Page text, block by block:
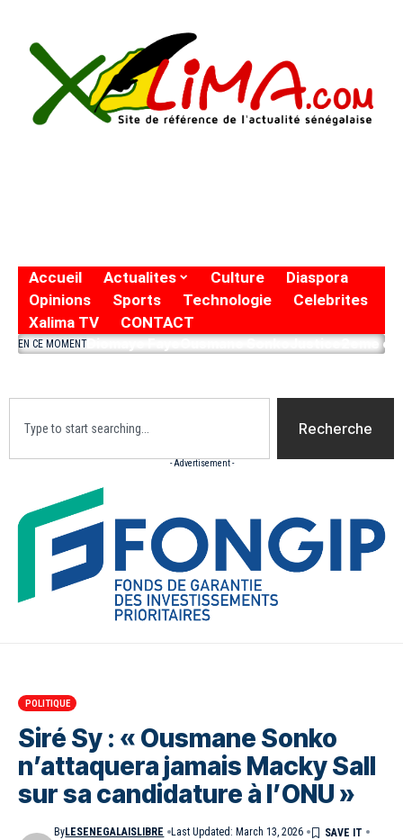
Accueil Actualites Culture
Diaspora
Opinions
Sports Technologie
Celebrites
Xalima TV
CONTACT
EN CE MOMENTDiomaye FayeOusmane SonkoJustice2eme
Recherche
- Advertisement -
POLITIQUE
Siré Sy : « Ousmane Sonko
n’attaquera jamais Macky Sall
sur sa candidature à l’ONU »
ByLESENEGALAISLIBRE Last Updated: March 13, 2026